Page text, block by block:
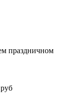
праздничном